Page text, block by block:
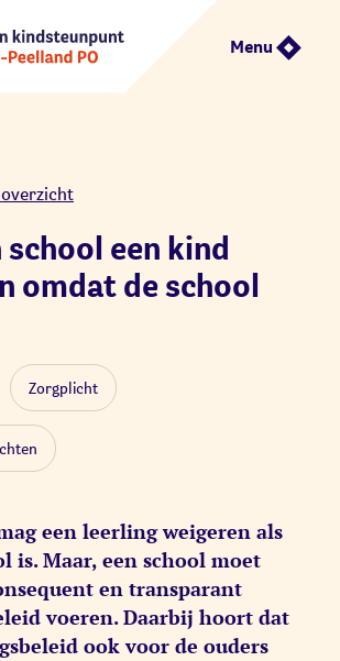
Menu
school een kind
omdat de school
Zorgplicht
een leerling weigeren als
is. Maar, een school moet
en transparant
voeren. Daarbij hoort dat
ook voor de ouders